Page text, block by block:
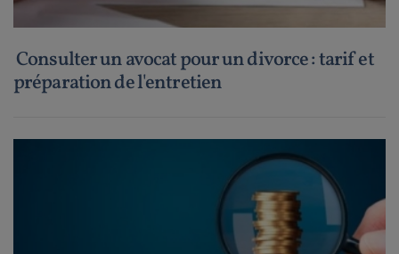
Consulter un avocat pour un divorce : tarif et
préparation de l'entretien